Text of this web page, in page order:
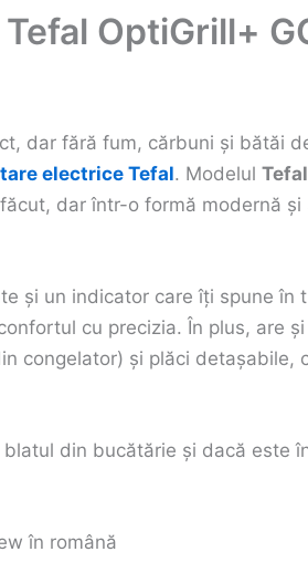
OptiGrill+
dar fără fum, cărbuni și bătăi
electrice Tefal. Modelul
dar într-o formă modernă
și un indicator care îți spune în
cu precizia. În plus, are
congelator) și plăci detașabile,
din bucătărie și dacă este
în română